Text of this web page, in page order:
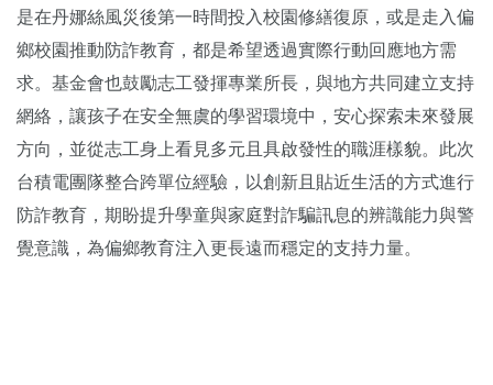
是在丹娜絲風災後第一時間投入校園修繕復原，或是走入偏
鄉校園推動防詐教育，都是希望透過實際行動回應地方需
求。基金會也鼓勵志工發揮專業所長，與地方共同建立支持
網絡，讓孩子在安全無虞的學習環境中，安心探索未來發展
方向，並從志工身上看見多元且具啟發性的職涯樣貌。此次
台積電團隊整合跨單位經驗，以創新且貼近生活的方式進行
防詐教育，期盼提升學童與家庭對詐騙訊息的辨識能力與警
覺意識，為偏鄉教育注入更長遠而穩定的支持力量。